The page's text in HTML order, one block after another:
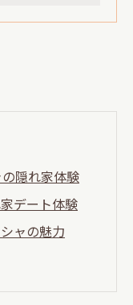
隠れ家体験
デート体験
ャの魅力
ーの過ごし方